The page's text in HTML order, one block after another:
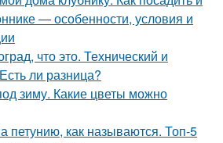
— особенности, условия и
что это. Технический и
ли разница?
зиму. Какие цветы можно
петунию, как называются. Топ-5